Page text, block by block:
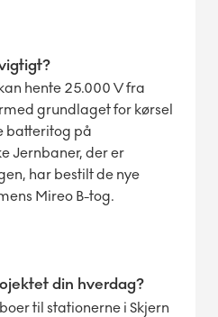
hente 25.000 V fra
grundlaget for kørsel
batteritog på
Jernbaner, der er
har bestilt de nye
Mireo B-tog.
din hverdag?
til stationerne i Skjern